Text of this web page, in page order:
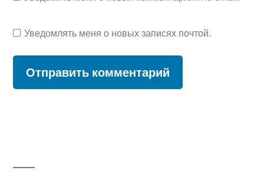
Уведомлять меня о новых записях почтой.